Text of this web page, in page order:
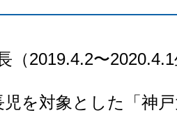
（2019.4.2〜
を対象とした「神